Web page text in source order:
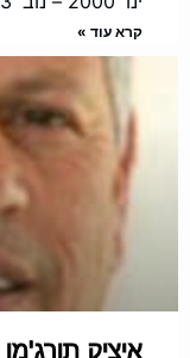
קרא עוד »
איציק תורג'מן